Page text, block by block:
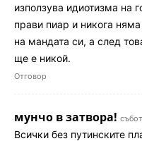
използува идиотизма на
прави пиар и никога
на мандата си, а след
ще е никой.
Отговор
мунчо в затвора!
Всички без путинските